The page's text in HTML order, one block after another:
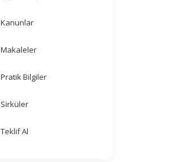
Kanunlar
Makaleler
Pratik Bilgiler
Sirküler
Teklif Al